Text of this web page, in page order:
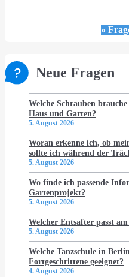
»
Neue Fragen
Welche Schrauben
Haus und Garten?
5. August 2026
Woran erkenne ich, ob
sollte ich während der
5. August 2026
Wo finde ich passende
Gartenprojekt?
5. August 2026
Welcher Entsafter passt
5. August 2026
Welche Tanzschule in
Fortgeschrittene geeignet?
4. August 2026